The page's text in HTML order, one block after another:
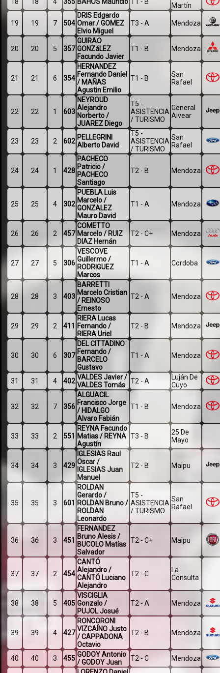
Martín
19 19 7 504
DRIS Edgardo
Omar / GOMEZ
Elvio Miguel
T3 - A Mendoza
20 20 5 357
GUIRAO
GONZáLEZ
Facundo Javier
T1 - B Mendoza
21 21 6 354
HERNANDEZ
Fernando Daniel
/ MAÑAS
Agustin Emilio
T1 - B
San
Rafael
22 22 1 603
NEYROUD
Alejandro
Norberto /
JUAREZ Diego
T5 -
ASISTENCIA
/ TURISMO
General
Alvear
23 23 2 602 PELLEGRINI
Alberto David
T5 -
ASISTENCIA
/ TURISMO
San
Rafael
24 24 1 428
PACHECO
Patricio /
PACHECO
Santiago
T2 - B Mendoza
25 25 4 302
PUEBLA Luis
Marcelo /
GONZALEZ
Mauro David
T1 - A Mendoza
26 26 2 457
COMETTO
Marcelo / RUIZ
DIAZ Hernán
T2 - C+ Mendoza
27 27 5 306
VESCOVE
Guillermo /
RODRIGUEZ
Marcos
T1 - A Cordoba
28 28 3 403
BARRETTI
Marcelo Cristian
/ REINOSO
Ernesto
T2 - A Mendoza
29 29 2 411
RIERA Lucas
Fernando /
RIERA Uriel
T2 - B Mendoza
30 30 6 307
DEL CITTADINO
Fernando /
BARCELO
Gustavo
T1 - A Mendoza
31 31 4 402 VALDES Javier /
VALDES Tomás
T2 - A
Luján De
Cuyo
32 32 7 356
ALGUACIL
Francisco Jorge
/ HIDALGO
Alvaro Fabián
T1 - B Mendoza
33 33 2 551
REYNA Facundo
Matias / REYNA
Agustín
T3 - B
25 De
Mayo
34 34 3 429
IGLESIAS Raul
Oscar /
IGLESIAS Juan
Manuel
T2 - B Maipu
35 35 3 601
ROLDAN
Gerardo /
ROLDAN Bruno /
ROLDAN
Leonardo
T5 -
ASISTENCIA
/ TURISMO
San
Rafael
36 36 3 451
FERNANDEZ
Bruno Alesis /
BUCOLO Matías
Salvador
T2 - C+ Maipu
37 37 2 454
CANTÓ
Alejandro /
CANTÓ Luciano
Alejandro
T2 - C
La
Consulta
38 38 5 405
VISCIGLIA
Gonzalo /
PUJOL Josué
T2 - A Mendoza
39 39 4 427
RONCORONI
VIZCAÍNO Justo
/ CAPPADONA
Octavio
T2 - B Mendoza
40 40 3 455 GODOY Antonio
/ GODOY Juan
T2 - C Mendoza